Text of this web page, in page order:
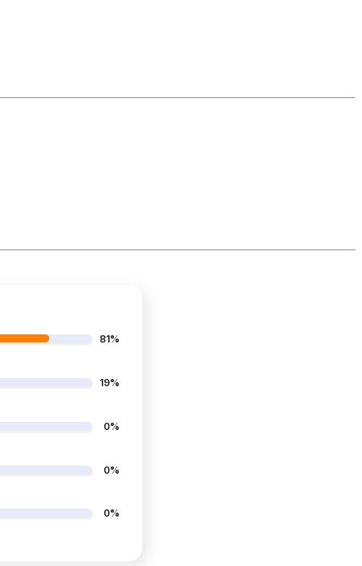
81%
19%
0%
0%
0%